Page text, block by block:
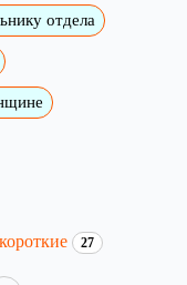
отдела
короткие 27